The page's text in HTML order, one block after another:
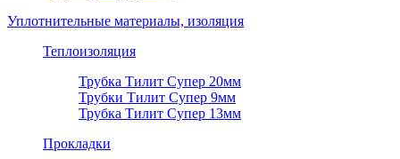
Уплотнительные материалы, изоляция
Теплоизоляция
Трубка Тилит Супер 20мм
Трубки Тилит Супер 9мм
Трубка Тилит Супер 13мм
Прокладки